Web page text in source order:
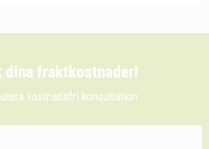
dina fraktkostnader!
kostnadsfri konsultation